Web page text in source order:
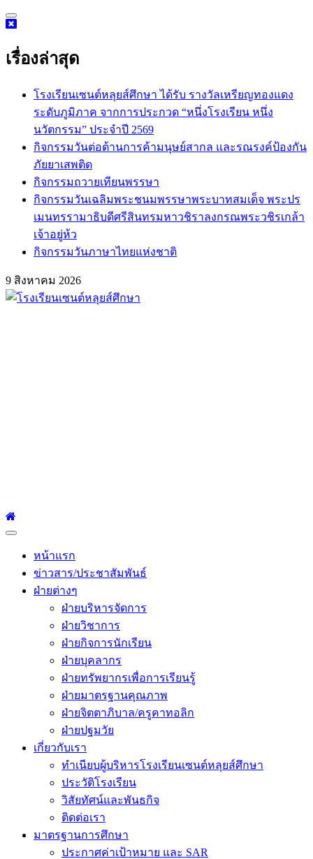
Skip
to
เรื่องล่าสุด
โรงเรียนเซนต์หลุยส์ศึกษา ได้รับ รางวัลเหรียญทองแดง
ระดับภูมิภาค จากการประกวด “หนึ่งโรงเรียน หนึ่ง
นวัตกรรม” ประจำปี 2569
กิจกรรม​วันต่อต้านการค้ามนุษย์สากล และรณรงค์ป้องกัน
ภัยยาเสพติด
กิจกรรมถวายเทียนพรรษา
กิจกรรมวันเฉลิมพระชนมพรรษาพระบาทสมเด็จ พระปร
เมนทรรามาธิบดีศรีสินทรมหาวชิราลงกรณพระวชิรเกล้า
เจ้าอยู่ห้ว
กิจกรรมวันภาษาไทยแห่งชาติ
9 สิงหาคม 2026
Primary
หน้าแรก
ข่าวสาร/ประชาสัมพันธ์
ฝ่ายต่างๆ
ฝ่ายบริหารจัดการ
ฝ่ายวิชาการ
ฝ่ายกิจการนักเรียน
ฝ่ายบุคลากร
ฝ่ายทรัพยากรเพื่อการเรียนรู้
ฝ่ายมาตรฐานคุณภาพ
ฝ่ายจิตตาภิบาล/ครูคาทอลิก
ฝ่ายปฐมวัย
เกี่ยวกับเรา
ทำเนียบผู้บริหารโรงเรียนเซนต์หลุยส์ศึกษา
ประวัติโรงเรียน
วิสัยทัศน์และพันธกิจ
ติดต่อเรา
มาตรฐานการศึกษา
ประกาศค่าเป้าหมาย และ SAR